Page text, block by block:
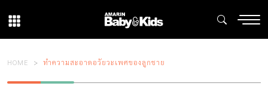
HOME ทำความสะอาดอวัยวะเพศของลูกชาย